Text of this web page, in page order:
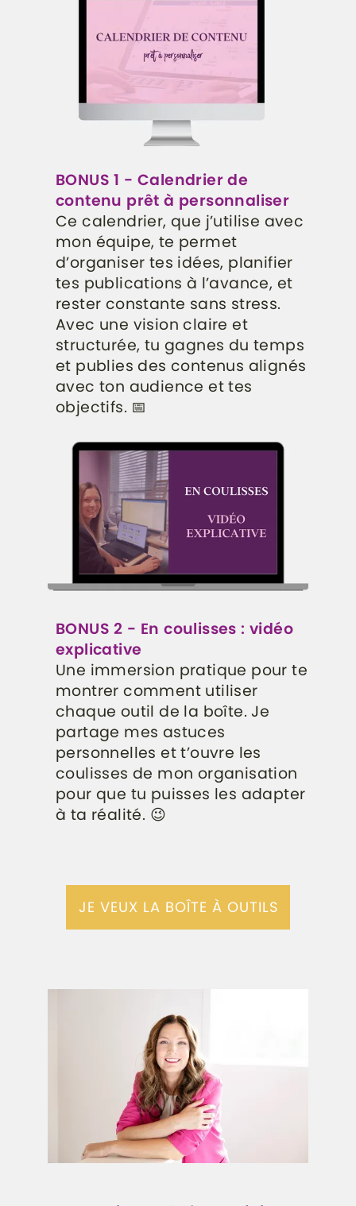
BONUS 1 - Calendrier de
contenu prêt à personnaliser
Ce calendrier, que j’utilise avec
mon équipe, te permet
d’organiser tes idées, planifier
tes publications à l’avance, et
rester constante sans stress.
Avec une vision claire et
structurée, tu gagnes du temps
et publies des contenus alignés
avec ton audience et tes
objectifs. 📅
BONUS 2 - En coulisses : vidéo
explicative
Une immersion pratique pour te
montrer comment utiliser
chaque outil de la boîte. Je
partage mes astuces
personnelles et t’ouvre les
coulisses de mon organisation
pour que tu puisses les adapter
à ta réalité. 😉
JE VEUX LA BOÎTE À OUTILS